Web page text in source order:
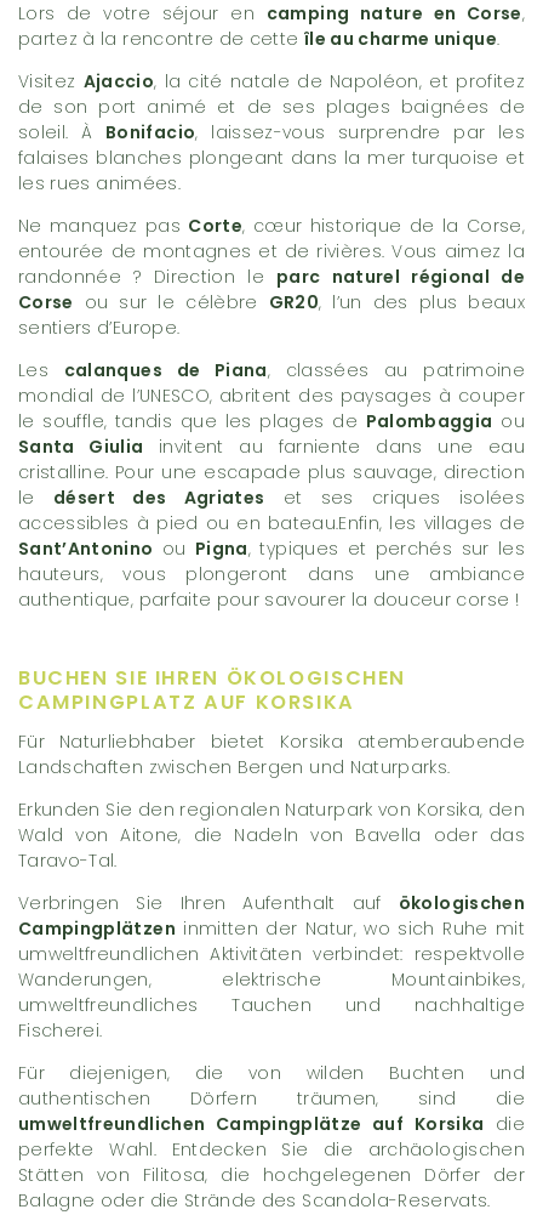
Lors de votre séjour en camping nature en Corse,
partez à la rencontre de cette île au charme unique.
Visitez Ajaccio, la cité natale de Napoléon, et profitez
de son port animé et de ses plages baignées de
soleil. À Bonifacio, laissez-vous surprendre par les
falaises blanches plongeant dans la mer turquoise et
les rues animées.
Ne manquez pas Corte, cœur historique de la Corse,
entourée de montagnes et de rivières. Vous aimez la
randonnée ? Direction le parc naturel régional de
Corse ou sur le célèbre GR20, l’un des plus beaux
sentiers d’Europe.
Les calanques de Piana, classées au patrimoine
mondial de l’UNESCO, abritent des paysages à couper
le souffle, tandis que les plages de Palombaggia ou
Santa Giulia invitent au farniente dans une eau
cristalline. Pour une escapade plus sauvage, direction
le désert des Agriates et ses criques isolées
accessibles à pied ou en bateau.Enfin, les villages de
Sant’Antonino ou Pigna, typiques et perchés sur les
hauteurs, vous plongeront dans une ambiance
authentique, parfaite pour savourer la douceur corse !
BUCHEN SIE IHREN ÖKOLOGISCHEN
CAMPINGPLATZ AUF KORSIKA
Für Naturliebhaber bietet Korsika atemberaubende
Landschaften zwischen Bergen und Naturparks.
Erkunden Sie den regionalen Naturpark von Korsika, den
Wald von Aitone, die Nadeln von Bavella oder das
Taravo-Tal.
Verbringen Sie Ihren Aufenthalt auf ökologischen
Campingplätzen inmitten der Natur, wo sich Ruhe mit
umweltfreundlichen Aktivitäten verbindet: respektvolle
Wanderungen, elektrische Mountainbikes,
umweltfreundliches Tauchen und nachhaltige
Fischerei.
Für diejenigen, die von wilden Buchten und
authentischen Dörfern träumen, sind die
umweltfreundlichen Campingplätze auf Korsika die
perfekte Wahl. Entdecken Sie die archäologischen
Stätten von Filitosa, die hochgelegenen Dörfer der
Balagne oder die Strände des Scandola-Reservats.